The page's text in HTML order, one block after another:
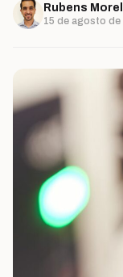
Rubens
15 de agosto